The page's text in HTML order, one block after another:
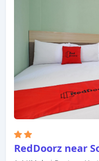
RedDoorz near